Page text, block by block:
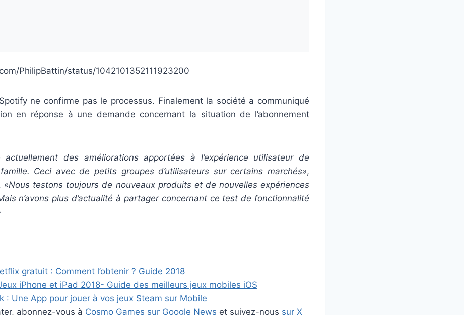
PhilipBattin/status/1042101352111923200
ne confirme pas le processus. Finalement la société a communiqué
en réponse à une demande concernant la situation de l’abonnement
actuellement des améliorations apportées à l’expérience utilisateur de
famille. Ceci avec de petits groupes d’utilisateurs sur certains marchés»,
«Nous testons toujours de nouveaux produits et de nouvelles expériences
n’avons plus d’actualité à partager concernant ce test de fonctionnalité
gratuit : Comment l’obtenir ? Guide 2018
iPhone et iPad 2018- Guide des meilleurs jeux mobiles iOS
: Une App pour jouer à vos jeux Steam sur Mobile
abonnez-vous à Cosmo Games sur Google News et suivez-nous sur X